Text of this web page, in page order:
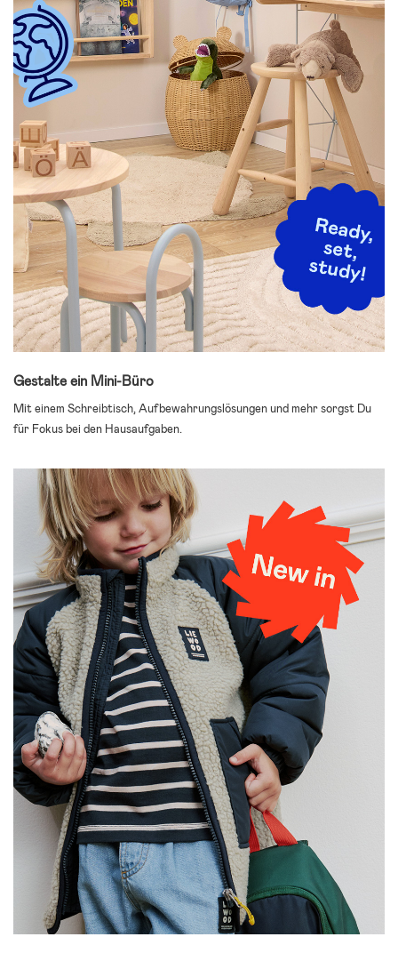
Gestalte ein Mini-Büro
Mit einem Schreibtisch, Aufbewahrungslösungen und mehr sorgst Du
für Fokus bei den Hausaufgaben.